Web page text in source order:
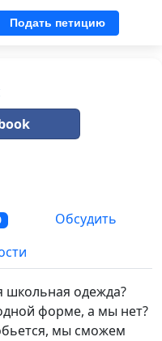
Подать петицию
Обсудить
школьная одежда?
форме, а мы нет?
мы сможем